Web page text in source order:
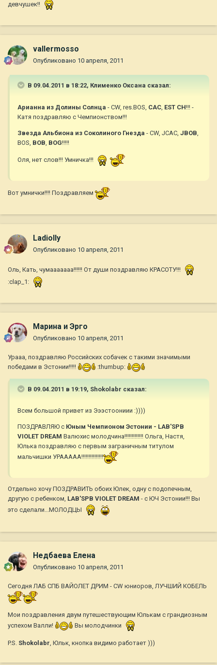
девчушек!!
vallermosso
Опубликовано 10 апреля, 2011
В 09.04.2011 в 18:22, Клименко Оксана сказал:
Арианна из Долины Солнца - CW, res.BOS, CAC, EST CH!!! -
Катя поздравляю с Чемпионством!!!
Звезда Альбиона из Соколиного Гнезда - CW, JCAC, JBOB,
BOS, BOB, BOG!!!!!
Оля, нет слов!!! Умничка!!!
Вот умнички!!!! Поздравляем
Ladiolly
Опубликовано 10 апреля, 2011
Оль, Кать, чумааааааа!!!!!! От души поздравляю КРАСОТУ!!!
:clap_1:
Марина и Эрго
Опубликовано 10 апреля, 2011
Урааа, поздравляю Российских собачек с такими значимыми
победами в Эстонии!!!!!
:thumbup:
В 09.04.2011 в 19:19, Shokolabr сказал:
Всем большой привет из Эээстоониии :))))
ПОЗДРАВЛЯЮ с Юным Чемпионом Эстонии - LAB'SPB
VIOLET DREAM Валюхис молодчина!!!!!!!!!!!!! Ольга, Настя,
Юлька поздравляю с первым заграничным титулом
мальчишки УРААААА!!!!!!!!!!!!!!!
Отдельно хочу ПОЗДРАВИТЬ обоих Юлек, одну с подопечным,
другую с ребенком, LAB'SPB VIOLET DREAM - с ЮЧ Эстонии!!! Вы
это сделали...МОЛОДЦЫ
Недбаева Елена
Опубликовано 10 апреля, 2011
Сегодня ЛАБ СПБ ВАЙОЛЕТ ДРИМ - CW юниоров, ЛУЧШИЙ КОБЕЛЬ
Мои поздравления двум путешествующим Юлькам с грандиозным
успехом Валли!
Вы молодчинки
P.S. Shokolabr, Юльк, кнопка видимо работает )))